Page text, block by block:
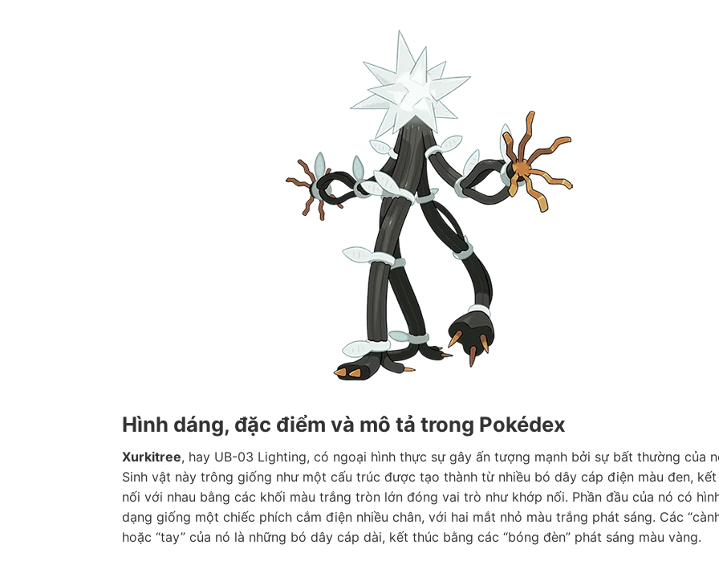
Hình dáng, đặc điểm và mô tả trong Pokédex
Xurkitree, hay UB-03 Lighting, có ngoại hình thực sự gây ấn tượng mạnh bởi sự bất thường của
Sinh vật này trông giống như một cấu trúc được tạo thành từ nhiều bó dây cáp điện màu đen, kết
nối với nhau bằng các khối màu trắng tròn lớn đóng vai trò như khớp nối. Phần đầu của nó có
dạng giống một chiếc phích cắm điện nhiều chân, với hai mắt nhỏ màu trắng phát sáng. Các
hoặc “tay” của nó là những bó dây cáp dài, kết thúc bằng các “bóng đèn” phát sáng màu vàng.